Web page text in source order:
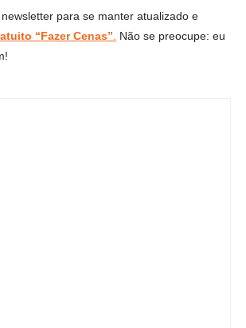
para se manter atualizado e
“Fazer Cenas”
Não se preocupe: eu